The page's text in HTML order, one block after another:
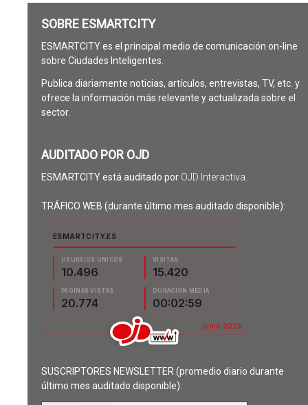
SOBRE ESMARTCITY
ESMARTCITY es el principal medio de comunicación on-line
sobre Ciudades Inteligentes.
Publica diariamente noticias, artículos, entrevistas, TV, etc. y
ofrece la información más relevante y actualizada sobre el
sector.
AUDITADO POR OJD
ESMARTCITY está auditado por OJD Interactiva
TRÁFICO WEB (durante último mes auditado disponible):
SUSCRIPTORES NEWSLETTER (promedio diario durante
último mes auditado disponible):